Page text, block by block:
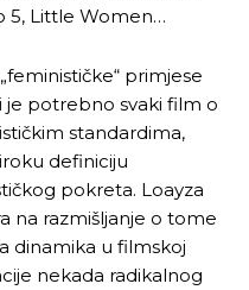
5, Little Women…
primjese
je potrebno svaki film o
standardima,
definiciju
pokreta. Loayza
na razmišljanje o tome
dinamika u filmskoj
nekada radikalnog